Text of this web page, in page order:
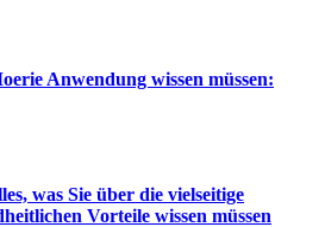
Anwendung wissen müssen:
was Sie über die vielseitige
Vorteile wissen müssen